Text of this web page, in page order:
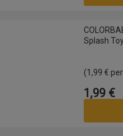
COLORBABY Set de globus per
Splash
(1,99 €
Preu
1,99 €